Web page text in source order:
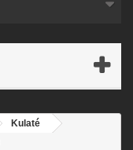
Kulaté